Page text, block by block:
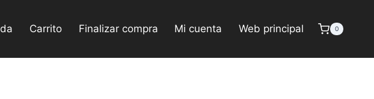
Carrito Finalizar compra Mi cuenta Web principal 0